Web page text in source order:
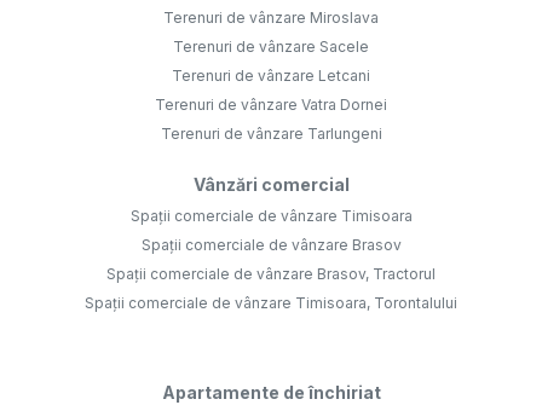
Terenuri de vânzare Miroslava
Terenuri de vânzare Sacele
Terenuri de vânzare Letcani
Terenuri de vânzare Vatra Dornei
Terenuri de vânzare Tarlungeni
Vânzări comercial
Spații comerciale de vânzare Timisoara
Spații comerciale de vânzare Brasov
Spații comerciale de vânzare Brasov, Tractorul
Spații comerciale de vânzare Timisoara, Torontalului
Apartamente de închiriat